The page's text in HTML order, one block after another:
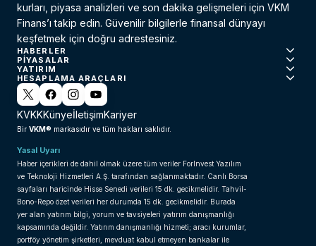
kurları, piyasa analizleri ve son dakika gelişmeleri için VKM
Finans’ı takip edin. Güvenilir bilgilerle finansal dünyayı
keşfetmek için doğru adrestesiniz.
HABERLER
PIYASALAR
YATIRIM
HESAPLAMA ARAÇLARI
KVKKKünyeİletişimKariyer
Bir VKM® markasıdır ve tüm hakları saklıdır.
Yasal Uyarı
Haber içerikleri de dahil olmak üzere tüm veriler ForInvest Yazılım
ve Teknoloji Hizmetleri A.Ş. tarafından sağlanmaktadır. Canlı Borsa
sayfaları haricinde Hisse Senedi verileri 15 dk. gecikmelidir. Tahvil-
Bono-Repo özet verileri her durumda 15 dk. gecikmelidir. Burada
yer alan yatırım bilgi, yorum ve tavsiyeleri yatırım danışmanlığı
kapsamında değildir. Yatırım danışmanlığı hizmeti; aracı kurumlar,
portföy yönetim şirketleri, mevduat kabul etmeyen bankalar ile